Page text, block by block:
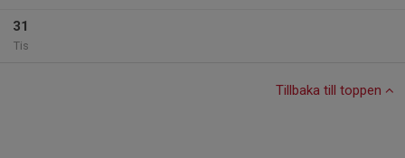
31
Tis
Tillbaka till toppen